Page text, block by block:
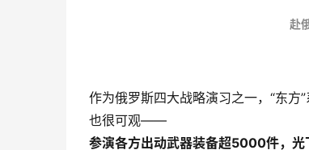
赴
作为俄罗斯四大战略演习之一，“东
也很可观——
参演各方出动武器装备超5000件，光